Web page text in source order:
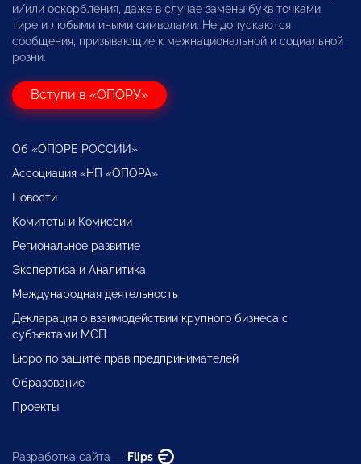
и/или оскорбления, даже в случае замены букв точками,
тире и любыми иными символами. Не допускаются
сообщения, призывающие к межнациональной и социальной
розни.
Вступи в «ОПОРУ»
Об «ОПОРЕ РОССИИ»
Ассоциация «НП «ОПОРА»
Новости
Комитеты и Комиссии
Региональное развитие
Экспертиза и Аналитика
Международная деятельность
Декларация о взаимодействии крупного бизнеса с
субъектами МСП
Бюро по защите прав предпринимателей
Образование
Проекты
Разработка сайта — Flips